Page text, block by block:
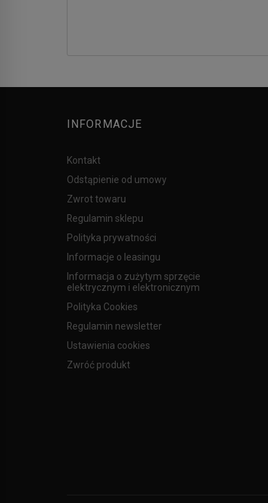
INFORMACJE
Kontakt
Odstąpienie od umowy
Zwrot towaru
Regulamin sklepu
Polityka prywatności
Informacje o leasingu
Informacja o zużytym sprzęcie
elektrycznym i elektronicznym
Polityka Cookies
Regulamin newsletter
Ustawienia cookies
Zwróć produkt